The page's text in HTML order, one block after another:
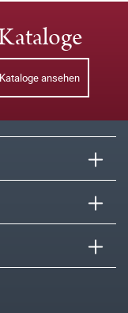
Kataloge ansehen